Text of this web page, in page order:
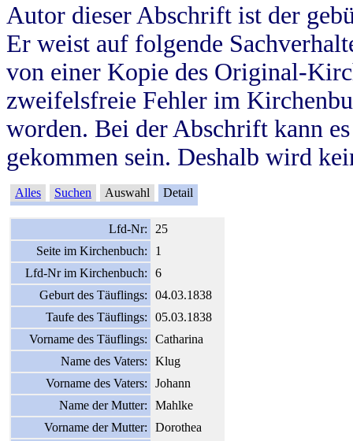
Autor dieser Abschrift ist der
Er weist auf folgende
von einer Kopie des Original-
zweifelsfreie Fehler im
worden. Bei der Abschrift kann
gekommen sein. Deshalb wird
Alles Suchen Auswahl Detail
Lfd-Nr:
25
Seite im Kirchenbuch:
1
Lfd-Nr im Kirchenbuch:
6
Geburt des Täuflings:
04.03.1838
Taufe des Täuflings:
05.03.1838
Vorname des Täuflings:
Catharina
Name des Vaters:
Klug
Vorname des Vaters:
Johann
Name der Mutter:
Mahlke
Vorname der Mutter:
Dorothea